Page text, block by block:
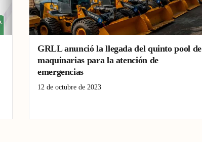
GRLL anunció la llegada del quinto pool de
maquinarias para la atención de
emergencias
12 de octubre de 2023